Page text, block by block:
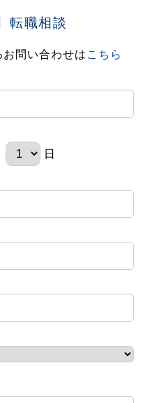
転職相談
問い合わせは こちら
日